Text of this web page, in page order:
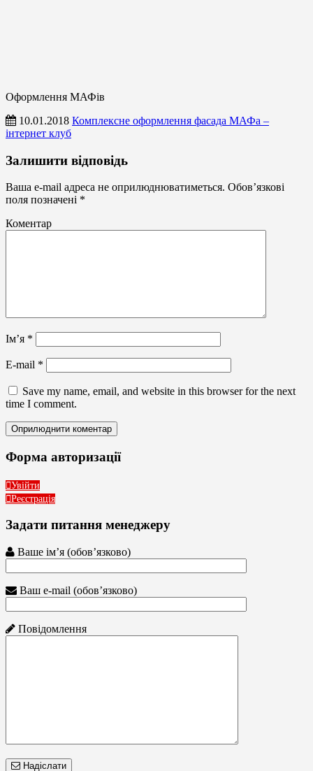
Оформлення МАФів
10.01.2018 Комплексне оформлення фасада МАФа –
інтернет клуб
Оформлення
Залишити відповідь
Ваша e-mail адреса не оприлюднюватиметься. Обов’язкові
поля позначені *
Коментар
Ім’я *
E-mail *
Save my name, email, and website in this browser for the next
time I comment.
Форма авторизації
Увійти
Реєстрація
Задати питання менеджеру
Ваше ім’я (обов’язково)
Ваш e-mail (обов’язково)
Повідомлення
Надіслати